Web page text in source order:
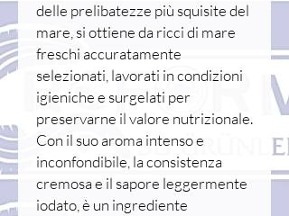
delle prelibatezze più squisite del
mare, si ottiene da ricci di mare
freschi accuratamente
selezionati, lavorati in condizioni
igieniche e surgelati per
preservarne il valore nutrizionale.
Con il suo aroma intenso e
inconfondibile, la consistenza
cremosa e il sapore leggermente
iodato, è un ingrediente